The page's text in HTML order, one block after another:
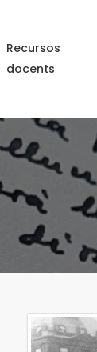
Recursos
docents